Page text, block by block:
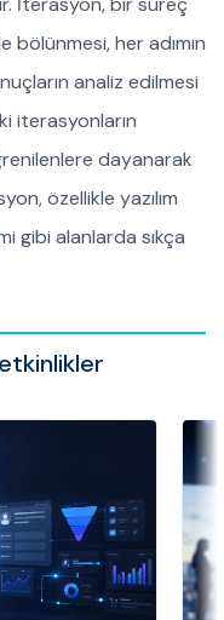
bölünmesi, her adımın
analiz edilmesi
iterasyonların
dayanarak
özellikle yazılım
gibi alanlarda sıkça